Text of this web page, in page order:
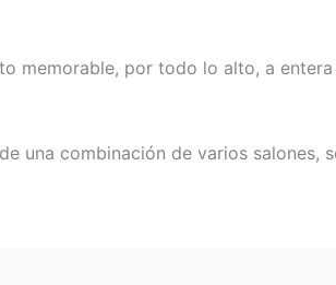
memorable, por todo lo alto, a
una combinación de varios salones,